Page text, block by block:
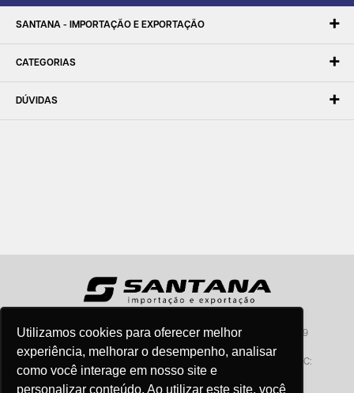
Utilizamos cookies para oferecer melhor
experiência, melhorar o desempenho, analisar
como você interage em nosso site e
personalizar conteúdo. Ao utilizar este site, você
SANTANA - IMPORTAÇÃO E EXPORTAÇÃO
CATEGORIAS
DÚVIDAS
Santana - Importação e Exportação - CNPJ:57.464.653/0001-49
Atendimento por telefone: dias úteis, das 08:15hs às 18:00hs
SAC:
sac@santanaimport.com.br